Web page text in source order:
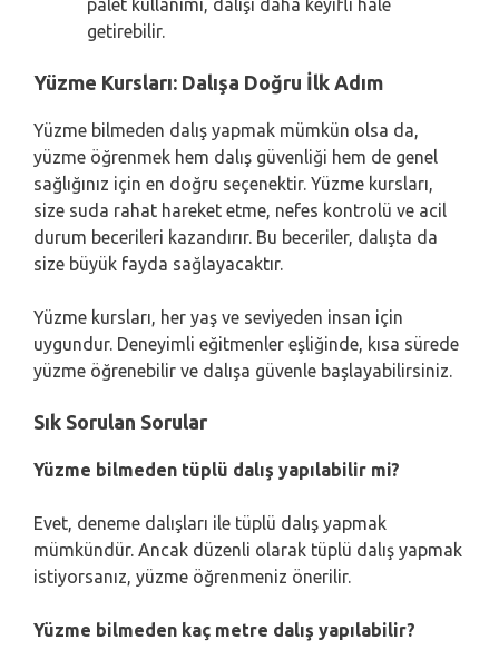
palet kullanımı, dalışı daha keyifli hale
getirebilir.
Yüzme Kursları: Dalışa Doğru İlk Adım
Yüzme bilmeden dalış yapmak mümkün olsa da,
yüzme öğrenmek hem dalış güvenliği hem de genel
sağlığınız için en doğru seçenektir. Yüzme kursları,
size suda rahat hareket etme, nefes kontrolü ve acil
durum becerileri kazandırır. Bu beceriler, dalışta da
size büyük fayda sağlayacaktır.
Yüzme kursları, her yaş ve seviyeden insan için
uygundur. Deneyimli eğitmenler eşliğinde, kısa sürede
yüzme öğrenebilir ve dalışa güvenle başlayabilirsiniz.
Sık Sorulan Sorular
Yüzme bilmeden tüplü dalış yapılabilir mi?
Evet, deneme dalışları ile tüplü dalış yapmak
mümkündür. Ancak düzenli olarak tüplü dalış yapmak
istiyorsanız, yüzme öğrenmeniz önerilir.
Yüzme bilmeden kaç metre dalış yapılabilir?